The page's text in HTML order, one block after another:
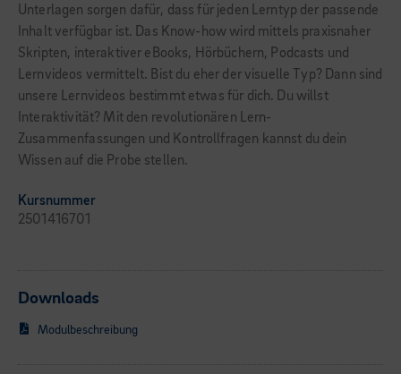
Unterlagen sorgen dafür, dass für jeden Lerntyp der passende
Inhalt verfügbar ist. Das Know-how wird mittels praxisnaher
Skripten, interaktiver eBooks, Hörbüchern, Podcasts und
Lernvideos vermittelt. Bist du eher der visuelle Typ? Dann sind
unsere Lernvideos bestimmt etwas für dich. Du willst
Interaktivität? Mit den revolutionären Lern-
Zusammenfassungen und Kontrollfragen kannst du dein
Wissen auf die Probe stellen.
Kursnummer
2501416701
Downloads
Modulbeschreibung